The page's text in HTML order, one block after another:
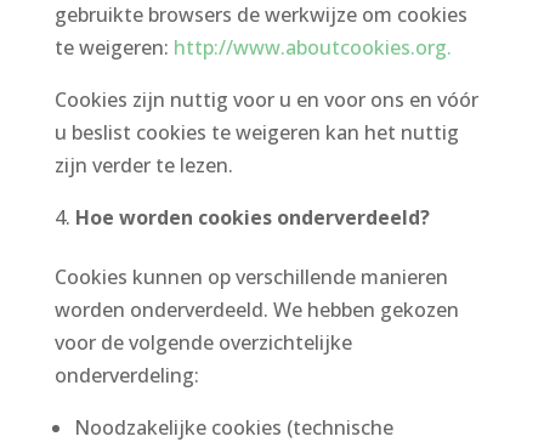
gebruikte browsers de werkwijze om cookies
te weigeren: http://www.aboutcookies.org.
Cookies zijn nuttig voor u en voor ons en vóór
u beslist cookies te weigeren kan het nuttig
zijn verder te lezen.
Hoe worden cookies onderverdeeld?
Cookies kunnen op verschillende manieren
worden onderverdeeld. We hebben gekozen
voor de volgende overzichtelijke
onderverdeling:
Noodzakelijke cookies (technische